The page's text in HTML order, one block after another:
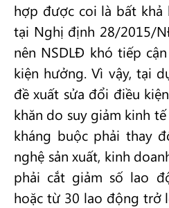
hợp được coi là bất khả
tại Nghị định 28/2015/
nên NSDLĐ khó tiếp
kiện hưởng. Vì vậy, tại
đề xuất sửa đổi điều
khăn do suy giảm kinh
kháng buộc phải thay
nghệ sản xuất, kinh
phải cắt giảm số lao
hoặc từ 30 lao động trở